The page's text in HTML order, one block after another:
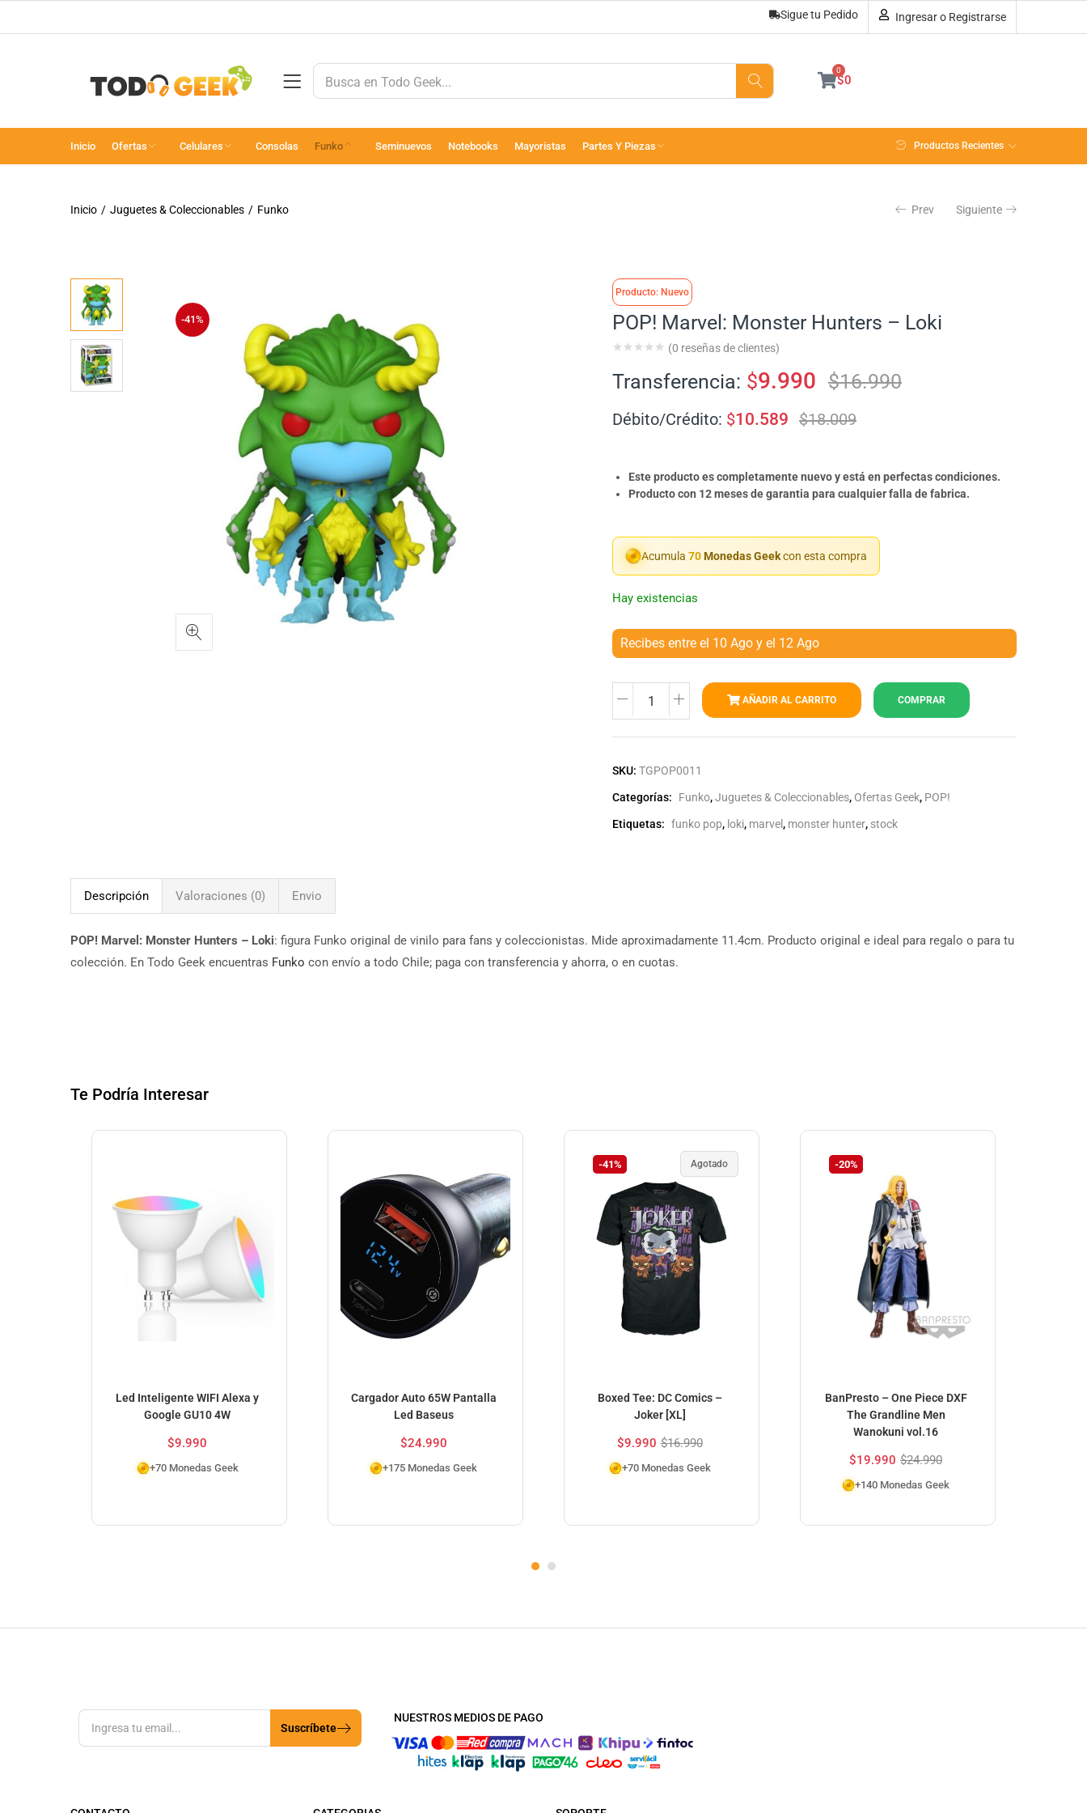
Sigue tu Pedido Ingresar o Registrarse
$0
0
Inicio Ofertas Celulares Consolas Funko Seminuevos Notebooks Mayoristas Partes Y Piezas Productos Recientes
Inicio Juguetes & Coleccionables Funko Prev Siguiente
AÑADIR AL CARRITO
-41%
Producto: Nuevo
POP! Marvel: Monster Hunters – Loki
(0 reseñas de clientes)
Transferencia: $9.990 $16.990
Débito/Crédito: $10.589 $18.009
Este producto es completamente nuevo y está en perfectas condiciones.
Producto con 12 meses de garantia para cualquier falla de fabrica.
Acumula 70Monedas Geekcon esta compra
Hay existencias
Recibes entre el 10 Ago y el 12 Ago
AÑADIR AL CARRITO COMPRAR
SKU: TGPOP0011
Categorías: Funko,Juguetes & Coleccionables, Ofertas Geek, POP!
Etiquetas: funko pop, loki, marvel, monster hunter, stock
Descripción Valoraciones (0) Envio
POP! Marvel: Monster Hunters – Loki: figura Funko original de vinilo para fans y coleccionistas. Mide aproximadamente 11.4cm. Producto original e ideal para regalo o para tu
colección. En Todo Geek encuentras Funko con envío a todo Chile; paga con transferencia y ahorra, o en cuotas.
Te Podría Interesar
Led Inteligente WIFI Alexa y
Google GU10 4W
$9.990
+70 Monedas Geek
Cargador Auto 65W Pantalla
Led Baseus
$24.990
+175 Monedas Geek
-41% Agotado
Boxed Tee: DC Comics –
Joker [XL]
$9.990 $16.990
+70 Monedas Geek
-20%
BanPresto – One Piece DXF
The Grandline Men
Wanokuni vol.16
$19.990 $24.990
+140 Monedas Geek
Suscríbete
NUESTROS MEDIOS DE PAGO